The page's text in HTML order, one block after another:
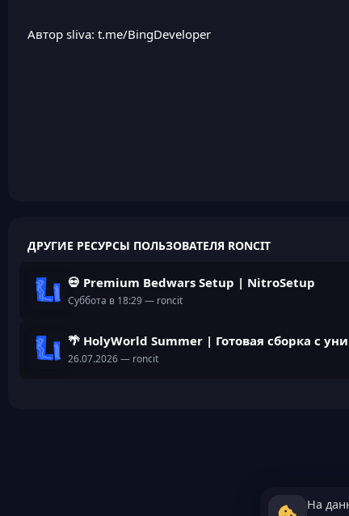
Автор sliva: t.me/BingDeveloper
ДРУГИЕ РЕСУРСЫ ПОЛЬЗОВАТЕЛЯ RONCIT
💀 Premium Bedwars Setup | NitroSetup
Суббота в 18:29— roncit
🌴 HolyWorld Summer | Готовая сборка с
26.07.2026— roncit
На